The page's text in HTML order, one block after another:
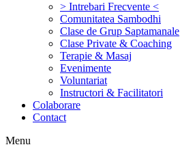
> Intrebari Frecvente <
Comunitatea Sambodhi
Clase de Grup Saptamanale
Clase Private & Coaching
Terapie & Masaj
‎Evenimente
Voluntariat
‏‏‎Instructori & Facilitatori
Colaborare
Contact
Menu